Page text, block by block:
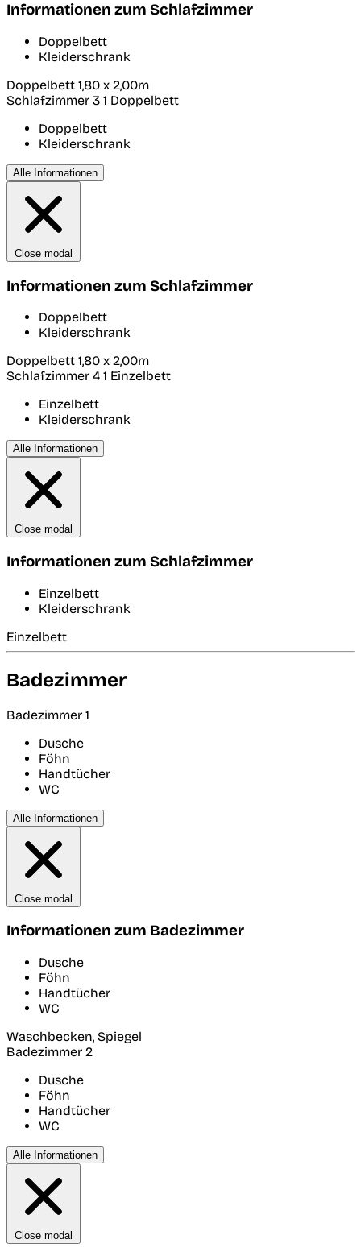
Informationen zum Schlafzimmer
Doppelbett
Kleiderschrank
Doppelbett 1,80 x 2,00m
Schlafzimmer 3 1 Doppelbett
Doppelbett
Kleiderschrank
Alle Informationen
Close modal
Informationen zum Schlafzimmer
Doppelbett
Kleiderschrank
Doppelbett 1,80 x 2,00m
Schlafzimmer 4 1 Einzelbett
Einzelbett
Kleiderschrank
Alle Informationen
Close modal
Informationen zum Schlafzimmer
Einzelbett
Kleiderschrank
Einzelbett
Badezimmer
Badezimmer 1
Dusche
Föhn
Handtücher
WC
Alle Informationen
Close modal
Informationen zum Badezimmer
Dusche
Föhn
Handtücher
WC
Waschbecken, Spiegel
Badezimmer 2
Dusche
Föhn
Handtücher
WC
Alle Informationen
Close modal